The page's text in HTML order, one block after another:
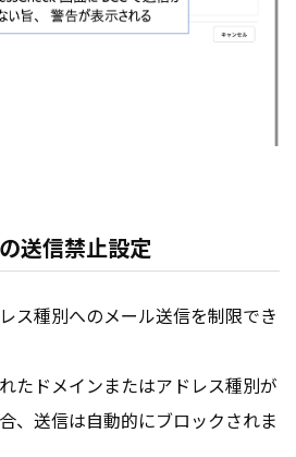
送信禁止設定
ス種別へのメール送信を制限でき
たドメインまたはアドレス種別が
、送信は自動的にブロックされま